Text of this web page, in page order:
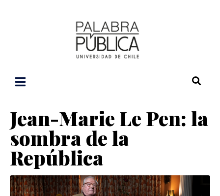
Jean-Marie Le Pen: la
sombra de la
República